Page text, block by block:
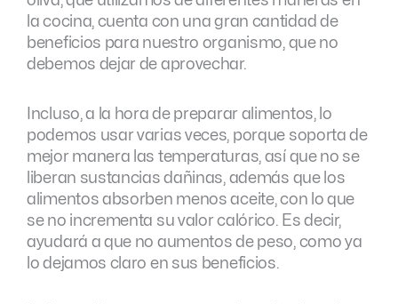
la cocina, cuenta con una gran cantidad de
beneficios para nuestro organismo, que no
debemos dejar de aprovechar.
Incluso, a la hora de preparar alimentos, lo
podemos usar varias veces, porque soporta de
mejor manera las temperaturas, así que no se
liberan sustancias dañinas, además que los
alimentos absorben menos aceite, con lo que
se no incrementa su valor calórico. Es decir,
ayudará a que no aumentos de peso, como ya
lo dejamos claro en sus beneficios.